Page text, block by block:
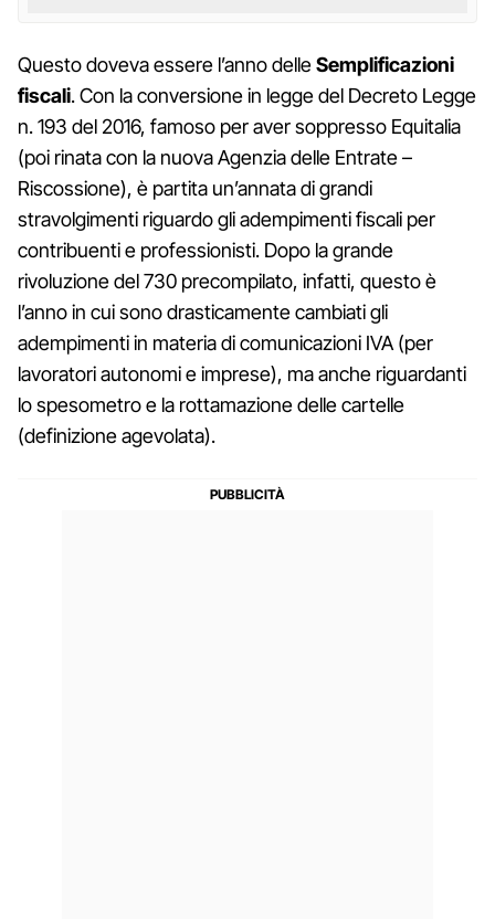
Questo doveva essere l’anno delleSemplificazioni
fiscali. Con la conversione in legge del Decreto Legge
n. 193 del 2016, famoso per aver soppresso Equitalia
(poi rinata con la nuova Agenzia delle Entrate –
Riscossione), è partita un’annata di grandi
stravolgimenti riguardo gli adempimenti fiscali per
contribuenti e professionisti. Dopo la grande
rivoluzione del 730 precompilato, infatti, questo è
l’anno in cui sono drasticamente cambiati gli
adempimenti in materia di comunicazioni IVA (per
lavoratori autonomi e imprese), ma anche riguardanti
lo spesometro e la rottamazione delle cartelle
(definizione agevolata).